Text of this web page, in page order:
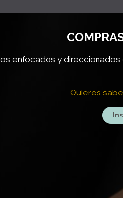
enfocados y
Quieres